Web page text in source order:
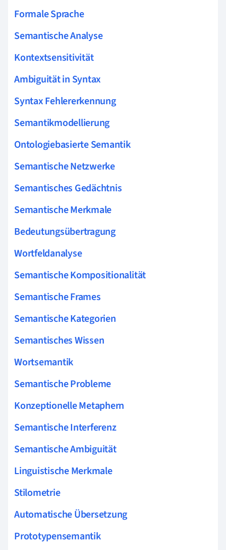
Formale Sprache
Semantische Analyse
Kontextsensitivität
Ambiguität in Syntax
Syntax Fehlererkennung
Semantikmodellierung
Ontologiebasierte Semantik
Semantische Netzwerke
Semantisches Gedächtnis
Semantische Merkmale
Bedeutungsübertragung
Wortfeldanalyse
Semantische Kompositionalität
Semantische Frames
Semantische Kategorien
Semantisches Wissen
Wortsemantik
Semantische Probleme
Konzeptionelle Metaphern
Semantische Interferenz
Semantische Ambiguität
Linguistische Merkmale
Stilometrie
Automatische Übersetzung
Prototypensemantik